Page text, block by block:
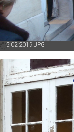
15:02:2019.JPG